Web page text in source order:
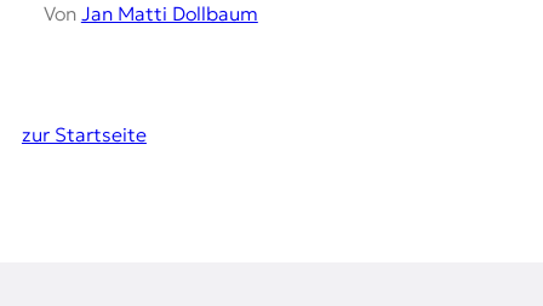
Von Jan Matti Dollbaum
zur Startseite